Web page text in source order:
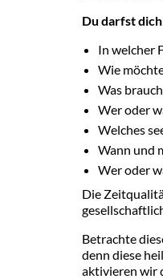
Du darfst
In welcher
Wie
Was
Wer oder
Welches
Wann und
Wer oder
Die
Betrachte
denn diese
aktivieren wir